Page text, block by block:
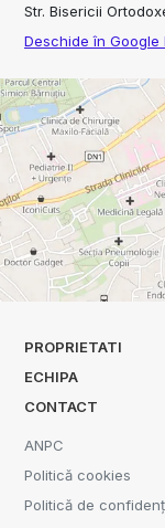
Str. Bisericii
Deschide în Google
PROPRIETATI
ECHIPA
CONTACT
ANPC
Politică cookies
Politică de